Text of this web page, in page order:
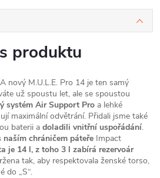
produktu
nový M.U.L.E. Pro 14 je ten samý
už spoustu let, ale se spoustou
systém Air Support Pro a lehké
maximální odvětrání. Přidali jsme také
baterii a doladili vnitřní uspořádání.
chráničem páteře Impact
je 14 l, z toho 3 l zabírá rezervoár
tak, aby respektovala ženské torso,
do „S“.